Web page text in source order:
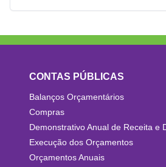
CONTAS PÚBLICAS
Balanços Orçamentários
Compras
Demonstrativo Anual de Receita e
Execução dos Orçamentos
Orçamentos Anuais